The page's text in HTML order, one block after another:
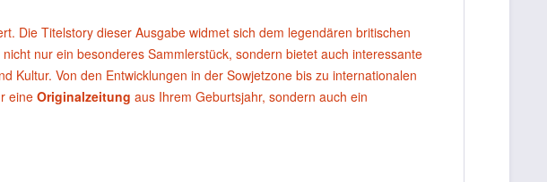
Die Titelstory dieser Ausgabe widmet sich dem legendären britischen
nur ein besonderes Sammlerstück, sondern bietet auch interessante
Kultur. Von den Entwicklungen in der Sowjetzone bis zu internationalen
eine Originalzeitung aus Ihrem Geburtsjahr, sondern auch ein